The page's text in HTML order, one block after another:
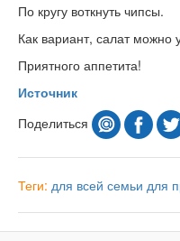
По кругу воткнуть чипсы.
Как вариант, салат можно
Приятного аппетита!
Источник
Поделиться
Теги: для всей семьи для